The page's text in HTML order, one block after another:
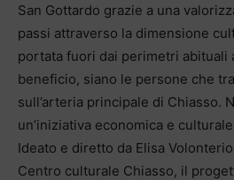
San Gottardo grazie a una
passi attraverso la dimensione
portata fuori dai perimetri abituali
beneficio, siano le persone che
sull’arteria principale di Chiasso.
un’iniziativa economica e
Ideato e diretto da Elisa
Centro culturale Chiasso, il